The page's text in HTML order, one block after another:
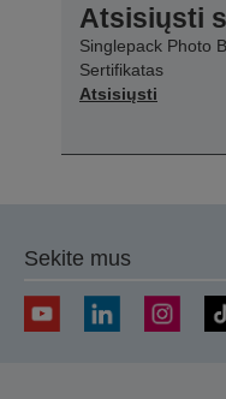
Atsisiųsti
Singlepack Photo
Sertifikatas
Atsisiųsti
Sekite mus